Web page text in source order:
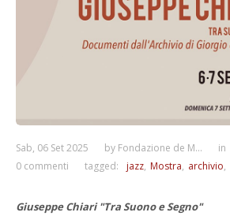
Sab, 06 Set 2025 by Fondazione de M... in
0 commenti
tagged: jazz Mostra archivio
Giuseppe Chiari "Tra Suono e Segno"